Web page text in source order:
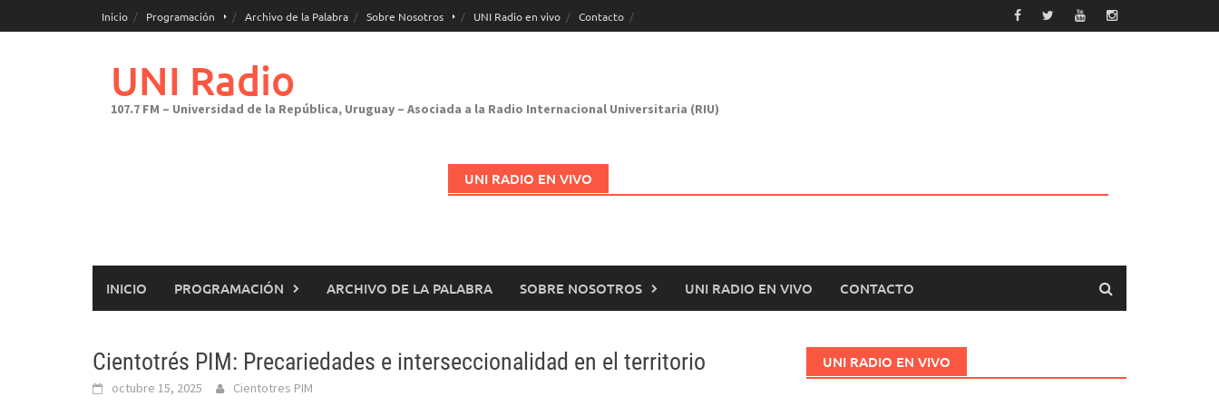
al
Inicio Programación Archivo de la Palabra Sobre Nosotros UNI Radio en vivo Contacto
UNI Radio
107.7 FM – Universidad de la República, Uruguay – Asociada a la Radio Internacional Universitaria (RIU)
UNI RADIO EN VIVO
INICIO PROGRAMACIÓN ARCHIVO DE LA PALABRA SOBRE NOSOTROS UNI RADIO EN VIVO CONTACTO
Cientotrés PIM: Precariedades e interseccionalidad en el territorio
octubre 15, 2025 Cientotres PIM
UNI RADIO EN VIVO